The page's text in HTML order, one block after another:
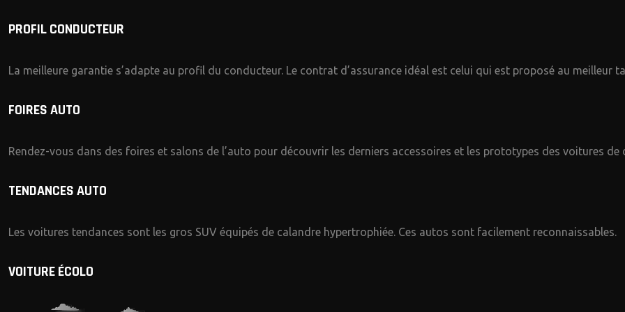
PROFIL CONDUCTEUR
La meilleure garantie s’adapte au profil du conducteur. Le contrat d’assurance idéal est celui qui est proposé au meilleur
FOIRES AUTO
Rendez-vous dans des foires et salons de l’auto pour découvrir les derniers accessoires et les prototypes des voitures de
TENDANCES AUTO
Les voitures tendances sont les gros SUV équipés de calandre hypertrophiée. Ces autos sont facilement reconnaissables.
VOITURE ÉCOLO